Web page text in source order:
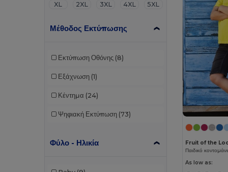
XL
2XL 3XL 4XL 5XL
Μέθοδος Εκτύπωσης
Εκτύπωση Οθόνης (8)
Εξάχνωση (1)
Κέντημα (24)
Ψηφιακή Εκτύπωση (73)
Φύλο - Ηλικία
Fruit of the
Παιδικό
As low as: